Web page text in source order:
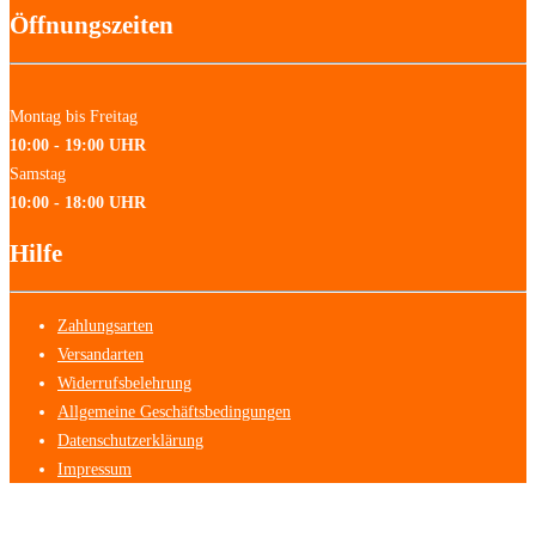
Öffnungszeiten
Montag bis Freitag
10:00 - 19:00 UHR
Samstag
10:00 - 18:00 UHR
Hilfe
Zahlungsarten
Versandarten
Widerrufsbelehrung
Allgemeine Geschäftsbedingungen
Datenschutzerklärung
Impressum